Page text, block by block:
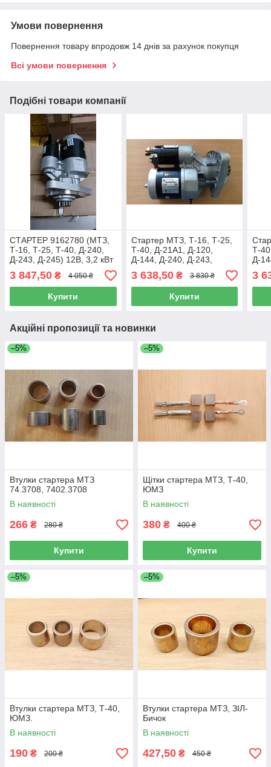
Умови повернення
Повернення товару впродовж 14 днів за рахунок покупця
Всі умови повернення
Подібні товари компанії
СТАРТЕР 9162780 (МТЗ,
Т-16, Т-25, Т-40, Д-240,
Д-243, Д-245) 12В, 3,2 кВт
3 847,50 ₴ 4 050 ₴
Купити
Стартер МТЗ, Т-16, Т-25,
Т-40, Д-21А1, Д-120,
Д-144, Д-240, Д-243,
Д-245, MAGNETON 12 В
2,7 КВТ (9142780)
3 638,50₴ 3 830 ₴
Купити
Т-
Д-
Д-
2,7
3
Акційні пропозиції та новинки
–5%
Втулки стартера МТЗ
74.3708, 7402.3708
В наявності
266 ₴ 280 ₴
Купити
–5%
Щітки стартера МТЗ, Т-40,
ЮМЗ
В наявності
380 ₴ 400 ₴
Купити
–5%
Втулки стартера МТЗ, Т-40,
ЮМЗ.
В наявності
190 ₴ 200 ₴
–5%
Втулки стартера МТЗ, ЗІЛ-
Бичок
В наявності
427,50 ₴ 450 ₴